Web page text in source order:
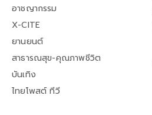
อาชญากรรม
X-CITE
ยานยนต์
สาธารณสุข-คุณภาพชีวิต
บันเทิง
ไทยโพสต์ ทีวี